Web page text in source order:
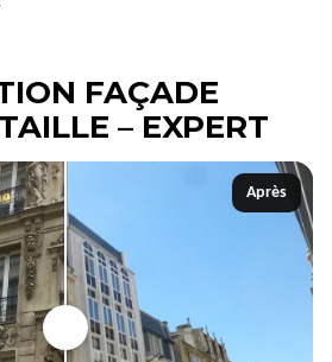
FAÇADE
– EXPERT
Après